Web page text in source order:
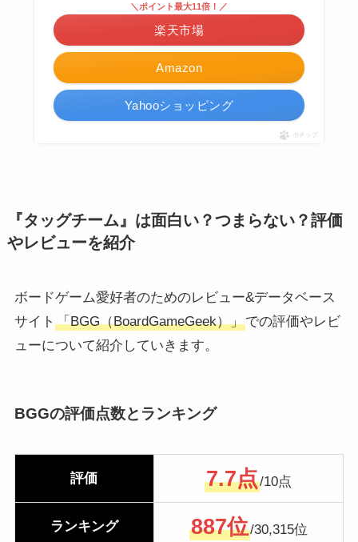
Amazon
＼ポイント最大11倍！／
楽天市場
Yahooショッピング
ポチップ
『タッグチーム』は面白い？つまらない？評価
やレビューを紹介
ボードゲーム愛好者のためのレビュー&データベース
サイト 「BGG（BoardGameGeek）」での評価やレビ
ューについて紹介していきます。
BGGの評価点数とランキング
評価 7.7点/10点
ランキング 887位/30,315位